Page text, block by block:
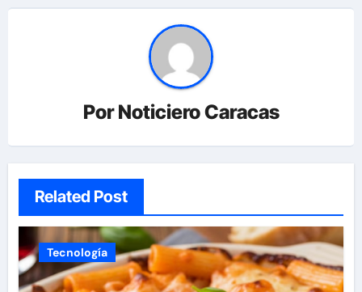
PorNoticiero Caracas
Related Post
Tecnología